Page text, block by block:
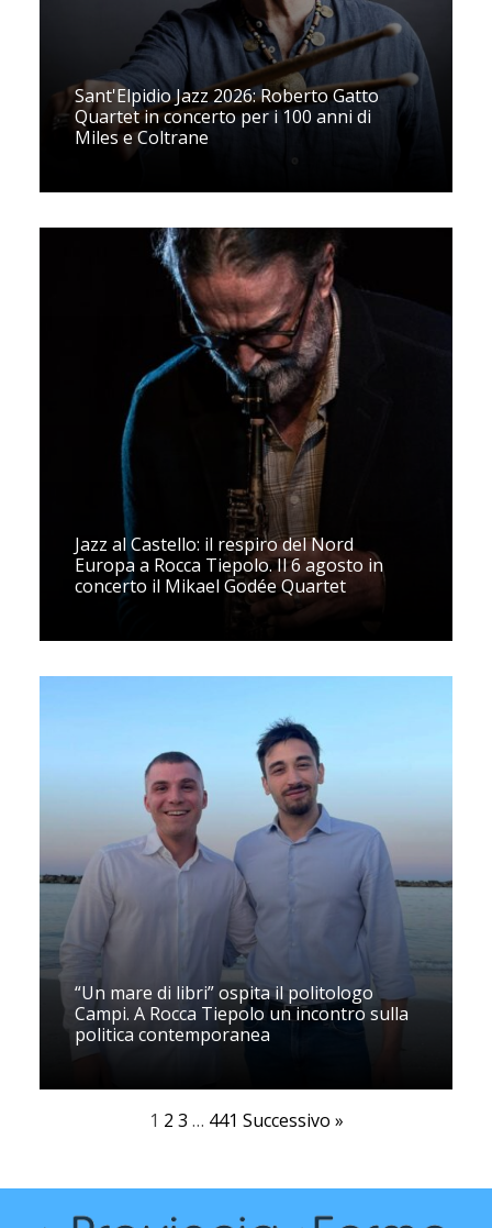
Sant'Elpidio Jazz 2026: Roberto Gatto
Quartet in concerto per i 100 anni di
Miles e Coltrane
Jazz al Castello: il respiro del Nord
Europa a Rocca Tiepolo. Il 6 agosto in
concerto il Mikael Godée Quartet
“Un mare di libri” ospita il politologo
Campi. A Rocca Tiepolo un incontro sulla
politica contemporanea
1 2 3 … 441 Successivo »